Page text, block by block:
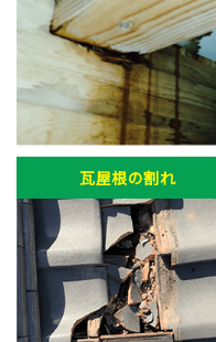
瓦屋根の割れ